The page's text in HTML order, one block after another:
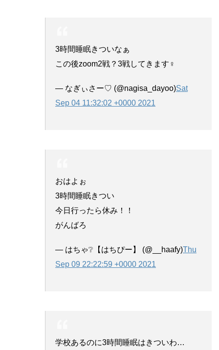
3時間睡眠きついなぁ
この後zoom2戦？3戦してきます‍♀️
— なぎぃさー♡ (@nagisa_dayoo)Sat
Sep 04 11:32:02 +0000 2021
おはよぉ
3時間睡眠きつい
今日行ったら休み！！
がんばろ
— はちゃ❔【はちぴー】 (@__haafy)Thu
Sep 09 22:22:59 +0000 2021
学校あるのに3時間睡眠はきついわ…